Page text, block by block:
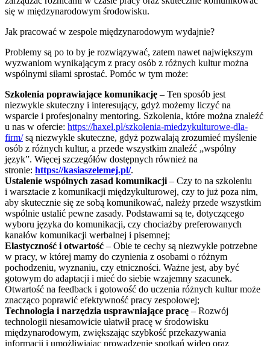
się w międzynarodowym środowisku.
Jak pracować w zespole międzynarodowym wydajnie?
Problemy są po to by je rozwiązywać, zatem nawet największym
wyzwaniom wynikającym z pracy osób z różnych kultur można
wspólnymi siłami sprostać. Pomóc w tym może:
Szkolenia poprawiające komunikację – Ten sposób jest
niezwykle skuteczny i interesujący, gdyż możemy liczyć na
wsparcie i profesjonalny mentoring. Szkolenia, które można znaleźć
u nas w ofercie: https://haxel.pl/szkolenia-miedzykulturowe-dla-
firm/są niezwykle skuteczne, gdyż pozwalają zrozumieć myślenie
osób z różnych kultur, a przede wszystkim znaleźć „wspólny
język”. Więcej szczegółów dostępnych również na
stronie: https://kasiaszelemej.pl/.
Ustalenie wspólnych zasad komunikacji – Czy to na szkoleniu
i warsztacie z komunikacji międzykulturowej, czy to już poza nim,
aby skutecznie się ze sobą komunikować, należy przede wszystkim
wspólnie ustalić pewne zasady. Podstawami są te, dotyczącego
wyboru języka do komunikacji, czy chociażby preferowanych
kanałów komunikacji werbalnej i pisemnej;
Elastyczność i otwartość – Obie te cechy są niezwykle potrzebne
w pracy, w której mamy do czynienia z osobami o różnym
pochodzeniu, wyznaniu, czy etniczności. Ważne jest, aby być
gotowym do adaptacji i mieć do siebie wzajemny szacunek.
Otwartość na feedback i gotowość do uczenia różnych kultur może
znacząco poprawić efektywność pracy zespołowej;
Technologia i narzędzia usprawniające pracę – Rozwój
technologii niesamowicie ułatwił pracę w środowisku
międzynarodowym, zwiększając szybkość przekazywania
informacji i umożliwiając prowadzenie spotkań wideo oraz